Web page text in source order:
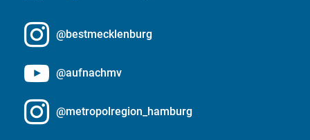
@bestmecklenburg
@aufnachmv
@metropolregion_hamburg